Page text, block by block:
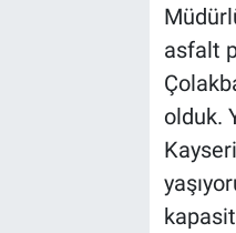
asfalt
olduk.